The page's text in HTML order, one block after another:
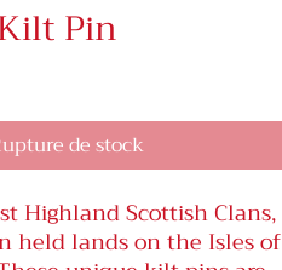
Pin
de stock
Highland Scottish Clans,
held lands on the Isles of